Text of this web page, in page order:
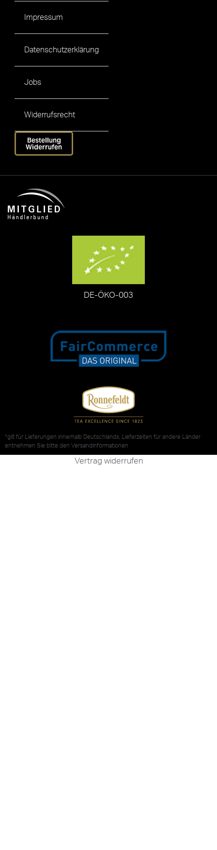
Impressum
Datenschutzerklärung
Jobs
Widerrufsrecht
Bestellung
Widerrufen
DE-ÖKO-003
*gilt für Lieferungen innerhalb Deutschlands, Lieferzeiten für andere Länder
entnehmen Sie bitte den Versandinformationen
Vertrag widerrufen